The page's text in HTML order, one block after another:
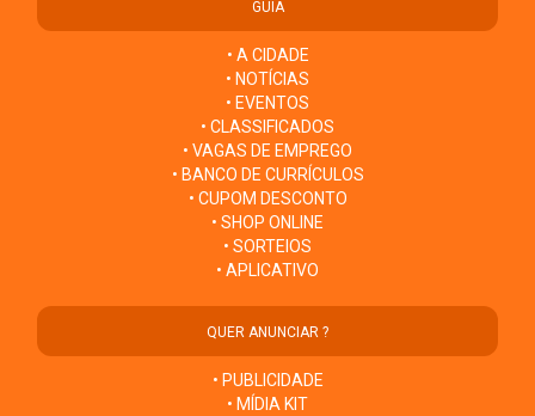
GUIA
• A CIDADE
• NOTÍCIAS
• EVENTOS
• CLASSIFICADOS
• VAGAS DE EMPREGO
• BANCO DE CURRÍCULOS
• CUPOM DESCONTO
• SHOP ONLINE
• SORTEIOS
• APLICATIVO
QUER ANUNCIAR ?
• PUBLICIDADE
• MÍDIA KIT